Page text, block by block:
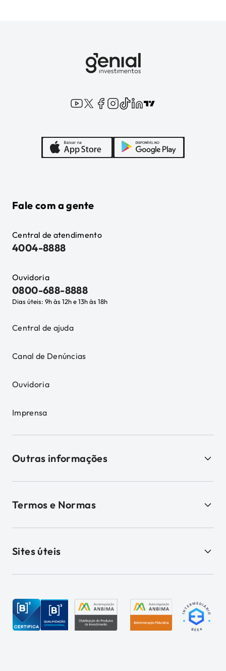
Fale com a gente
Central de atendimento
4004-8888
Ouvidoria
0800-688-8888
Dias úteis: 9h às 12h e 13h às 18h
Central de ajuda
Canal de Denúncias
Ouvidoria
Imprensa
Outras informações
Termos e Normas
Sites úteis